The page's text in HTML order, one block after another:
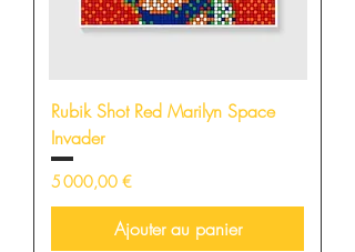
Rubik Shot Red Marilyn Space
Invader
Prix
5 000,00 €
Ajouter au panier